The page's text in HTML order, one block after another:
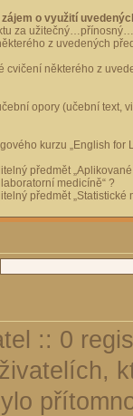
o využití
za
z uvedených
cvičení některého z
opory (učební text,
kurzu „English for
předmět „Aplikované
medicíně“ ?
předmět „Statistické
:: 0